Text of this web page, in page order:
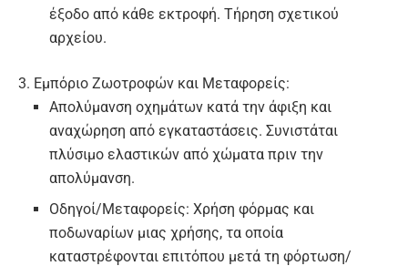
έξοδο από κάθε εκτροφή. Τήρηση σχετικού
αρχείου.
3. Εμπόριο Ζωοτροφών και Μεταφορείς:
Απολύμανση οχημάτων κατά την άφιξη και
αναχώρηση από εγκαταστάσεις. Συνιστάται
πλύσιμο ελαστικών από χώματα πριν την
απολύμανση.
Οδηγοί/Μεταφορείς: Χρήση φόρμας και
ποδωναρίων μιας χρήσης, τα οποία
καταστρέφονται επιτόπου μετά τη φόρτωση/